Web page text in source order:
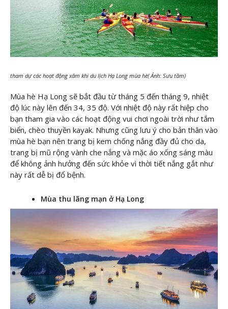
tham dự các hoạt động xăm khi du lịch Hạ Long mùa hè( Ảnh: Sưu tầm)
Mùa hè Hạ Long sẽ bắt đầu từ tháng 5 đến tháng 9, nhiệt
độ lúc này lên đến 34, 35 độ. Với nhiệt độ này rất hiệp cho
bạn tham gia vào các hoạt động vui chơi ngoài trời như tắm
biển, chèo thuyền kayak. Nhưng cũng lưu ý cho bản thân vào
mùa hè bạn nên trang bị kem chống nắng đầy đủ cho da,
trang bị mũ rộng vành che nắng và mặc áo xống sáng màu
để không ảnh hưởng đến sức khỏe vì thời tiết nắng gắt như
này rất dễ bị đổ bệnh.
Mùa thu lãng mạn ở Hạ Long